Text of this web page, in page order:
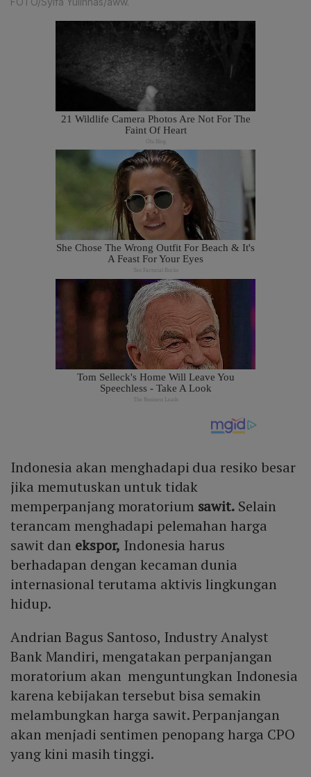
Indonesia akan menghadapi dua resiko besar
jika memutuskan untuk tidak
memperpanjang moratorium sawit.Selain
terancam menghadapi pelemahan harga
sawit dan ekspor, Indonesia harus
berhadapan dengan kecaman dunia
internasional terutama aktivis lingkungan
hidup.
Andrian Bagus Santoso, Industry Analyst
Bank Mandiri, mengatakan perpanjangan
moratorium akan menguntungkan Indonesia
karena kebijakan tersebut bisa semakin
melambungkan harga sawit. Perpanjangan
akan menjadi sentimen penopang harga CPO
yang kini masih tinggi.